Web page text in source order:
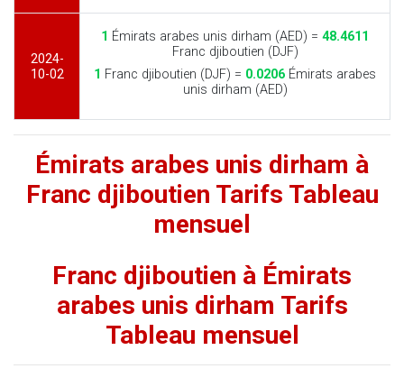
2024-
10-02
1 Émirats arabes unis dirham (AED) = 48.4611
Franc djiboutien (DJF)
1 Franc djiboutien (DJF) = 0.0206 Émirats arabes
unis dirham (AED)
Émirats arabes unis dirham à
Franc djiboutien Tarifs Tableau
mensuel
Franc djiboutien à Émirats
arabes unis dirham Tarifs
Tableau mensuel